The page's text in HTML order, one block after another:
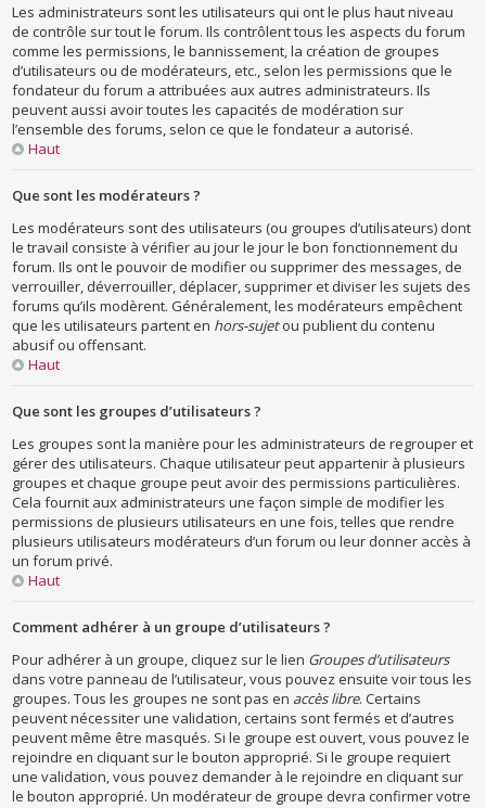
Les administrateurs sont les utilisateurs qui ont le plus haut niveau
de contrôle sur tout le forum. Ils contrôlent tous les aspects du forum
comme les permissions, le bannissement, la création de groupes
d’utilisateurs ou de modérateurs, etc., selon les permissions que le
fondateur du forum a attribuées aux autres administrateurs. Ils
peuvent aussi avoir toutes les capacités de modération sur
l’ensemble des forums, selon ce que le fondateur a autorisé.
Haut
Que sont les modérateurs ?
Les modérateurs sont des utilisateurs (ou groupes d’utilisateurs) dont
le travail consiste à vérifier au jour le jour le bon fonctionnement du
forum. Ils ont le pouvoir de modifier ou supprimer des messages, de
verrouiller, déverrouiller, déplacer, supprimer et diviser les sujets des
forums qu’ils modèrent. Généralement, les modérateurs empêchent
que les utilisateurs partent en hors-sujetou publient du contenu
abusif ou offensant.
Haut
Que sont les groupes d’utilisateurs ?
Les groupes sont la manière pour les administrateurs de regrouper et
gérer des utilisateurs. Chaque utilisateur peut appartenir à plusieurs
groupes et chaque groupe peut avoir des permissions particulières.
Cela fournit aux administrateurs une façon simple de modifier les
permissions de plusieurs utilisateurs en une fois, telles que rendre
plusieurs utilisateurs modérateurs d’un forum ou leur donner accès à
un forum privé.
Haut
Comment adhérer à un groupe d’utilisateurs ?
Pour adhérer à un groupe, cliquez sur le lien Groupes d’utilisateurs
dans votre panneau de l’utilisateur, vous pouvez ensuite voir tous les
groupes. Tous les groupes ne sont pas en accès libre. Certains
peuvent nécessiter une validation, certains sont fermés et d’autres
peuvent même être masqués. Si le groupe est ouvert, vous pouvez le
rejoindre en cliquant sur le bouton approprié. Si le groupe requiert
une validation, vous pouvez demander à le rejoindre en cliquant sur
le bouton approprié. Un modérateur de groupe devra confirmer votre